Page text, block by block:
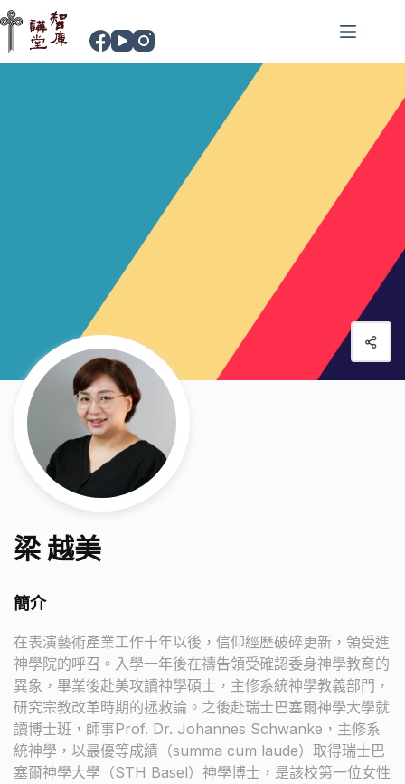
梁 越美
簡介
在表演藝術產業工作十年以後，信仰經歷破碎更新，領受進
神學院的呼召。入學一年後在禱告領受確認委身神學教育的
異象，畢業後赴美攻讀神學碩士，主修系統神學教義部門，
研究宗教改革時期的拯救論。之後赴瑞士巴塞爾神學大學就
讀博士班，師事Prof. Dr. Johannes Schwanke，主修系
統神學，以最優等成績（summa cum laude）取得瑞士巴
塞爾神學大學（STH Basel）神學博士，是該校第一位女性